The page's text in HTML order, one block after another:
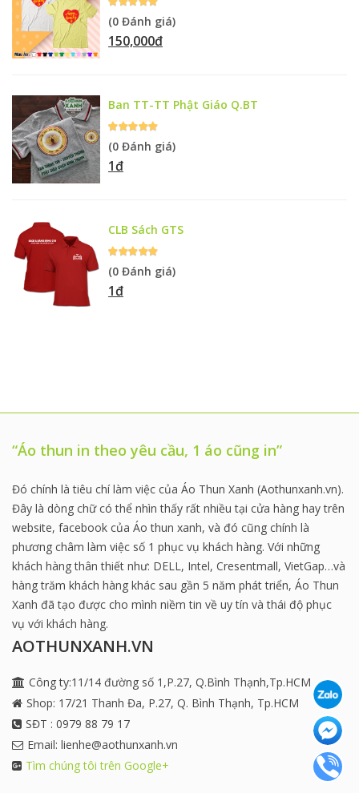
(0 Đánh giá)
150,000đ
Ban TT-TT Phật Giáo Q.BT
(0 Đánh giá)
1đ
CLB Sách GTS
(0 Đánh giá)
1đ
“Áo thun in theo yêu cầu, 1 áo cũng in”
Đó chính là tiêu chí làm việc của Áo Thun Xanh (Aothunxanh.vn).
Đây là dòng chữ có thể nhìn thấy rất nhiều tại cửa hàng hay trên
website, facebook của Áo thun xanh, và đó cũng chính là
phương châm làm việc số 1 phục vụ khách hàng. Với những
khách hàng thân thiết như: DELL, Intel, Cresentmall, VietGap…và
hàng trăm khách hàng khác sau gần 5 năm phát triển, Áo Thun
Xanh đã tạo được cho mình niềm tin về uy tín và thái độ phục
vụ với khách hàng.
AOTHUNXANH.VN
Công ty:11/14 đường số 1,P.27, Q.Bình Thạnh,Tp.HCM
Shop: 17/21 Thanh Đa, P.27, Q. Bình Thạnh, Tp.HCM
SĐT : 0979 88 79 17
Email: lienhe@aothunxanh.vn
Tìm chúng tôi trên Google+